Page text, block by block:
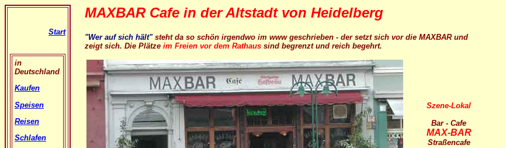
Start
in
Deutschland
Kaufen
Speisen
Reisen
Schlafen
MAXBAR Cafe in der Altstadt von Heidelberg
"Wer auf sich hält"steht da so schön irgendwo im www geschrieben - der setzt sich vor die MAXBAR und
zeigt sich. Die Plätze im Freien vor dem Rathaus sind begrenzt und reich begehrt.
Szene-Lokal
Bar - Cafe
MAX-BAR
Straßencafe